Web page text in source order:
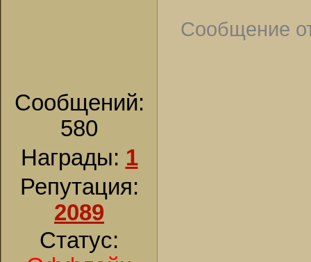
Сообщений:
580
Награды: 1
Репутация:
2089
Статус:
Сообщение